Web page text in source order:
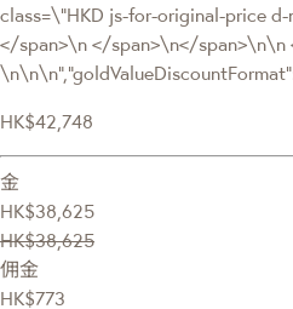
class=\"HKD js-for-original-price
</span>\n </span>\n</
HK$42,748
金
HK$38,625
HK$38,625
佣金
HK$773